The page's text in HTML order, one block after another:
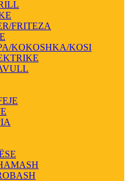
FRITEZA
KOKOSHKA/KOSI